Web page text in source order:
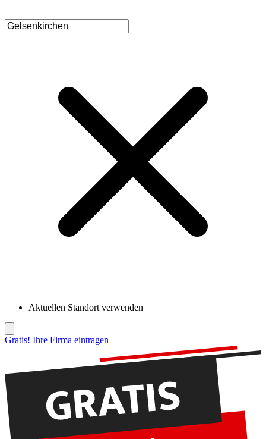
Aktuellen Standort verwenden
Gratis! Ihre Firma eintragen